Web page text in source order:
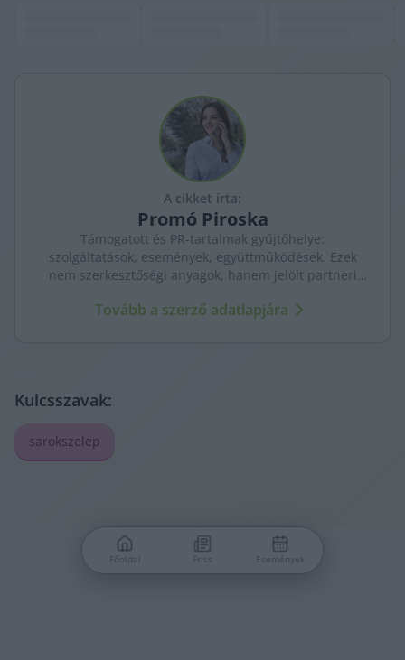
A cikket írta:
Promó Piroska
Támogatott és PR-tartalmak gyűjtőhelye:
szolgáltatások, események, együttműködések. Ezek
nem szerkesztőségi anyagok, hanem jelölt partneri
újságírásától.
Tovább a szerző adatlapjára
Kulcsszavak:
sarokszelep
Főoldal Friss Események